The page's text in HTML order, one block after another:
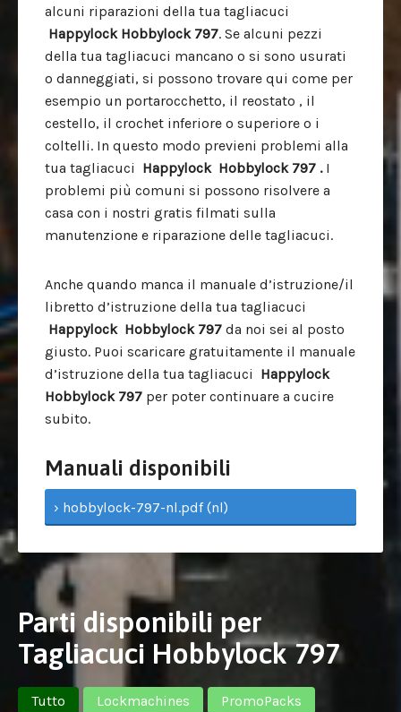
alcuni riparazioni della tua tagliacuci
Happylock Hobbylock 797. Se alcuni pezzi
della tua tagliacuci mancano o si sono usurati
o danneggiati, si possono trovare qui come per
esempio un portarocchetto, il reostato , il
cestello, il crochet inferiore o superiore o i
coltelli. In questo modo previeni problemi alla
tua tagliacuci Happylock Hobbylock 797 . I
problemi più comuni si possono risolvere a
casa con i nostri gratis filmati sulla
manutenzione e riparazione delle tagliacuci.
Anche quando manca il manuale d’istruzione/il
libretto d’istruzione della tua tagliacuci
Happylock Hobbylock 797 da noi sei al posto
giusto. Puoi scaricare gratuitamente il manuale
d’istruzione della tua tagliacuci Happylock
Hobbylock 797 per poter continuare a cucire
subito.
Manuali disponibili
› hobbylock-797-nl.pdf (nl)
Parti disponibili per
Tagliacuci Hobbylock 797
Tutto Lockmachines
PromoPacks